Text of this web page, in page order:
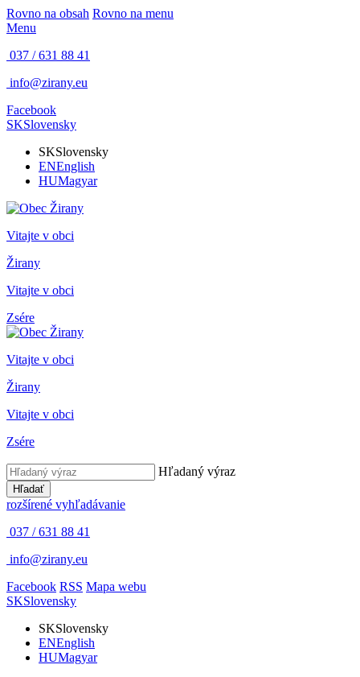
Rovno na obsah Rovno na menu
Menu
037 / 631 88 41
info@zirany.eu
Facebook
SKSlovensky
SKSlovensky
ENEnglish
HUMagyar
Vitajte v obci
Žirany
Vitajte v obci
Zsére
Vitajte v obci
Žirany
Vitajte v obci
Zsére
Hľadaný výraz
Hľadať
rozšírené vyhľadávanie
037 / 631 88 41
info@zirany.eu
Facebook RSS Mapa webu
SKSlovensky
SKSlovensky
ENEnglish
HUMagyar